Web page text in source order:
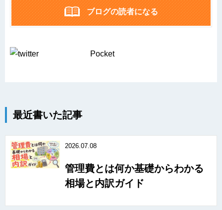
ブログの読者になる
Pocket
最近書いた記事
2026.07.08
管理費とは何か基礎からわかる
相場と内訳ガイド